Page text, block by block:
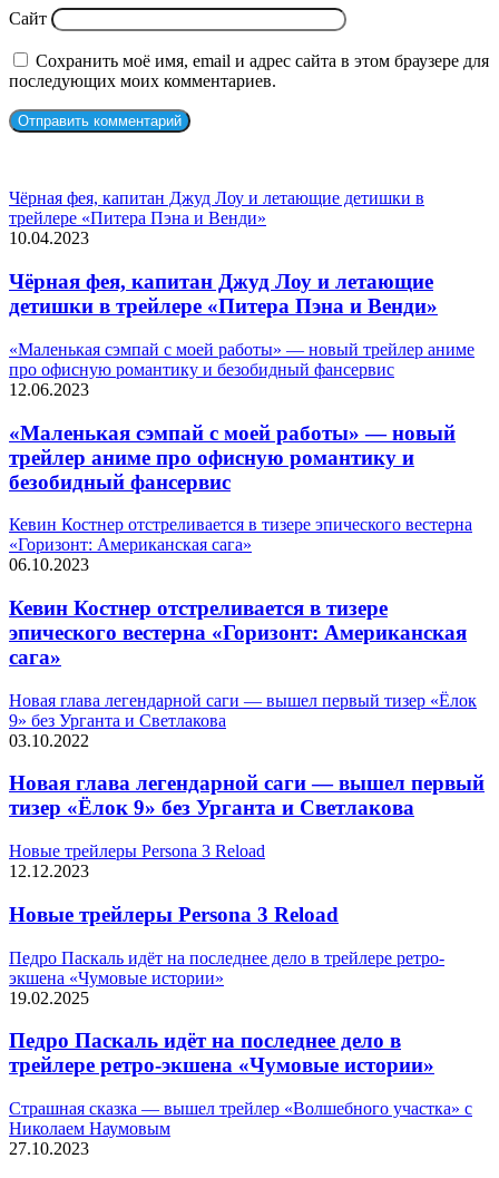
Сайт
Сохранить моё имя, email и адрес сайта в этом браузере для
последующих моих комментариев.
Чёрная фея, капитан Джуд Лоу и летающие детишки в
трейлере «Питера Пэна и Венди»
10.04.2023
Чёрная фея, капитан Джуд Лоу и летающие
детишки в трейлере «Питера Пэна и Венди»
«Маленькая сэмпай с моей работы» — новый трейлер аниме
про офисную романтику и безобидный фансервис
12.06.2023
«Маленькая сэмпай с моей работы» — новый
трейлер аниме про офисную романтику и
безобидный фансервис
Кевин Костнер отстреливается в тизере эпического вестерна
«Горизонт: Американская сага»
06.10.2023
Кевин Костнер отстреливается в тизере
эпического вестерна «Горизонт: Американская
сага»
Новая глава легендарной саги — вышел первый тизер «Ёлок
9» без Урганта и Светлакова
03.10.2022
Новая глава легендарной саги — вышел первый
тизер «Ёлок 9» без Урганта и Светлакова
Новые трейлеры Persona 3 Reload
12.12.2023
Новые трейлеры Persona 3 Reload
Педро Паскаль идёт на последнее дело в трейлере ретро-
экшена «Чумовые истории»
19.02.2025
Педро Паскаль идёт на последнее дело в
трейлере ретро-экшена «Чумовые истории»
Страшная сказка — вышел трейлер «Волшебного участка» с
Николаем Наумовым
27.10.2023